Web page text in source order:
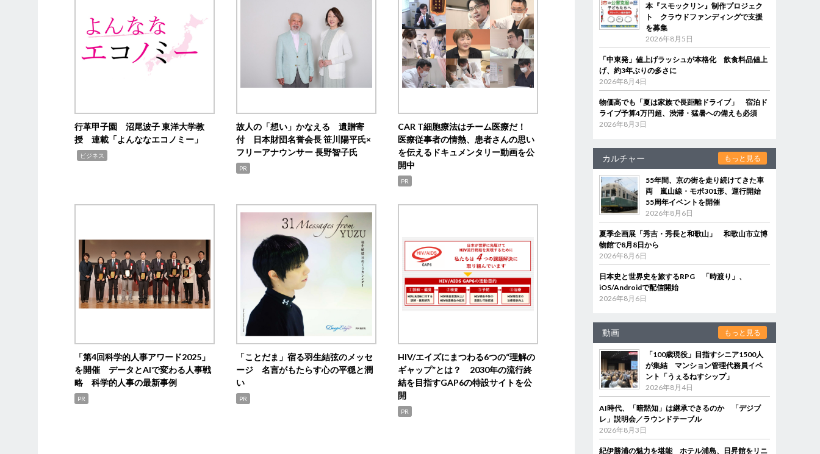
行革甲子園 沼尾波子 東洋大学教
授 連載「よんななエコノミー」
ビジネス
故人の「想い」かなえる 遺贈寄
付 日本財団名誉会長 笹川陽平氏×
フリーアナウンサー 長野智子氏
PR
CAR T細胞療法はチーム医療だ！
医療従事者の情熱、患者さんの思い
を伝えるドキュメンタリー動画を公
開中
PR
「第4回科学的人事アワード2025」
を開催 データとAIで変わる人事戦
略 科学的人事の最新事例
PR
「ことだま」宿る羽生結弦のメッセ
ージ 名言がもたらす心の平穏と潤
い
PR
HIV/エイズにまつわる6つの“理解の
ギャップ”とは？ 2030年の流行終
結を目指すGAP6の特設サイトを公
開
PR
本『スモックリン』制作プロジェク
ト クラウドファンディングで支援
を募集
2026年8月5日
「中東発」値上げラッシュが本格化 飲食料品値上
げ、約3年ぶりの多さに
2026年8月4日
物価高でも「夏は家族で長距離ドライブ」 宿泊ド
ライブ予算4万円超、渋滞・猛暑への備えも必須
2026年8月3日
カルチャー もっと見る
55年間、京の街を走り続けてきた車
両 嵐山線・モボ301形、運行開始
55周年イベントを開催
2026年8月6日
夏季企画展「秀吉・秀長と和歌山」 和歌山市立博
物館で8月8日から
2026年8月6日
日本史と世界史を旅するRPG 「時渡り」、
iOS/Androidで配信開始
2026年8月6日
動画 もっと見る
「100歳現役」目指すシニア1500人
が集結 マンション管理代務員イベ
ント「うぇるねすシップ」
2026年8月4日
AI時代、「暗黙知」は継承できるのか 「デジブ
レ」説明会／ラウンドテーブル
2026年8月3日
紀伊勝浦の魅力を堪能 ホテル浦島、日昇館をリニ